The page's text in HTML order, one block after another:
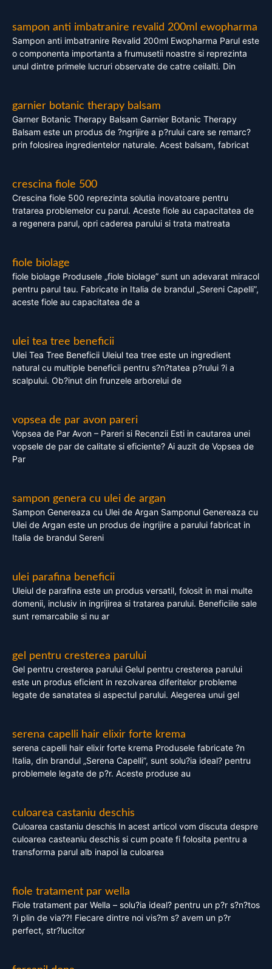
sampon anti imbatranire revalid 200ml ewopharma
Sampon anti imbatranire Revalid 200ml Ewopharma Parul este
o componenta importanta a frumusetii noastre si reprezinta
unul dintre primele lucruri observate de catre ceilalti. Din
garnier botanic therapy balsam
Garner Botanic Therapy Balsam Garnier Botanic Therapy
Balsam este un produs de ?ngrijire a p?rului care se remarc?
prin folosirea ingredientelor naturale. Acest balsam, fabricat
crescina fiole 500
Crescina fiole 500 reprezinta solutia inovatoare pentru
tratarea problemelor cu parul. Aceste fiole au capacitatea de
a regenera parul, opri caderea parului si trata matreata
fiole biolage
fiole biolage Produsele „fiole biolage” sunt un adevarat miracol
pentru parul tau. Fabricate in Italia de brandul „Sereni Capelli”,
aceste fiole au capacitatea de a
ulei tea tree beneficii
Ulei Tea Tree Beneficii Uleiul tea tree este un ingredient
natural cu multiple beneficii pentru s?n?tatea p?rului ?i a
scalpului. Ob?inut din frunzele arborelui de
vopsea de par avon pareri
Vopsea de Par Avon – Pareri si Recenzii Esti in cautarea unei
vopsele de par de calitate si eficiente? Ai auzit de Vopsea de
Par
sampon genera cu ulei de argan
Sampon Genereaza cu Ulei de Argan Samponul Genereaza cu
Ulei de Argan este un produs de ingrijire a parului fabricat in
Italia de brandul Sereni
ulei parafina beneficii
Uleiul de parafina este un produs versatil, folosit in mai multe
domenii, inclusiv in ingrijirea si tratarea parului. Beneficiile sale
sunt remarcabile si nu ar
gel pentru cresterea parului
Gel pentru cresterea parului Gelul pentru cresterea parului
este un produs eficient in rezolvarea diferitelor probleme
legate de sanatatea si aspectul parului. Alegerea unui gel
serena capelli hair elixir forte krema
serena capelli hair elixir forte krema Produsele fabricate ?n
Italia, din brandul „Serena Capelli”, sunt solu?ia ideal? pentru
problemele legate de p?r. Aceste produse au
culoarea castaniu deschis
Culoarea castaniu deschis In acest articol vom discuta despre
culoarea casteaniu deschis si cum poate fi folosita pentru a
transforma parul alb inapoi la culoarea
fiole tratament par wella
Fiole tratament par Wella – solu?ia ideal? pentru un p?r s?n?tos
?i plin de via??! Fiecare dintre noi vis?m s? avem un p?r
perfect, str?lucitor